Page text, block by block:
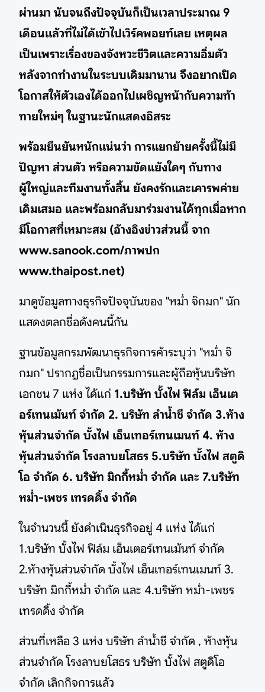
ผ่านมา นับจนถึงปัจจุบันก็เป็นเวลาประมาณ 9
เดือนแล้วที่ไม่ได้เข้าไปเวิร์คพอยท์เลย เหตุผล
เป็นเพราะเรื่องของจังหวะชีวิตและความอิ่มตัว
หลังจากทำงานในระบบเดิมมานาน จึงอยากเปิด
โอกาสให้ตัวเองได้ออกไปเผชิญหน้ากับความท้า
ทายใหม่ๆ ในฐานะนักแสดงอิสระ
พร้อมยืนยันหนักแน่นว่า การแยกย้ายครั้งนี้ไม่มี
ปัญหา ส่วนตัว หรือความขัดแย้งใดๆ กับทาง
ผู้ใหญ่และทีมงานทั้งสิ้น ยังคงรักและเคารพค่าย
เดิมเสมอ และพร้อมกลับมาร่วมงานได้ทุกเมื่อหาก
มีโอกาสที่เหมาะสม (อ้างอิงข่าวส่วนนี้ จาก
www.sanook.com/ภาพปก
www.thaipost.net)
มาดูข้อมูลทางธุรกิจปัจจุบันของ "หม่ำ จ๊กมก" นัก
แสดงตลกชื่อดังคนนี้กัน
ฐานข้อมูลกรมพัฒนาธุรกิจการค้าระบุว่า "หม่ำ จ๊
กมก" ปรากฏชื่อเป็นกรรมการและผู้ถือหุ้นบริษัท
เอกชน 7 แห่ง ได้แก่ 1.บริษัท บั้งไฟ ฟิล์ม เอ็นเต
อร์เทนเม้นท์ จำกัด 2. บริษัท ลำน้ำชี จำกัด 3.ห้าง
หุ้นส่วนจำกัด บั้งไฟ เอ็นเทอร์เทนเมนท์ 4. ห้าง
หุ้นส่วนจำกัด โรงลาบยโสธร 5.บริษัท บั้งไฟ สตูดิ
โอ จำกัด 6. บริษัท มิกกี้หม่ำ จำกัด และ 7.บริษัท
หม่ำ-เพชร เทรดดิ้ง จำกัด
ในจำนวนนี้ ยังดำเนินธุรกิจอยู่ 4 แห่ง ได้แก่
1.บริษัท บั้งไฟ ฟิล์ม เอ็นเตอร์เทนเม้นท์ จำกัด
2.ห้างหุ้นส่วนจำกัด บั้งไฟ เอ็นเทอร์เทนเมนท์ 3.
บริษัท มิกกี้หม่ำ จำกัด และ 4.บริษัท หม่ำ-เพชร
เทรดดิ้ง จำกัด
ส่วนที่เหลือ 3 แห่ง บริษัท ลำน้ำชี จำกัด , ห้างหุ้น
ส่วนจำกัด โรงลาบยโสธร บริษัท บั้งไฟ สตูดิโอ
จำกัด เลิกกิจการแล้ว